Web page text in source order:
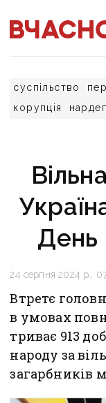
суспільство
корупція
День
24 серпня 2024 р.,
Втретє
в умовах
триває 913
народу за
загарбників